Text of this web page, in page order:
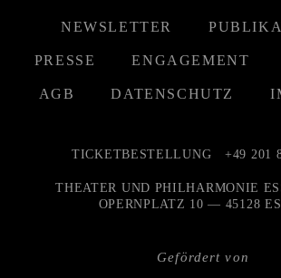
NEWSLETTER
PRESSE ENGAGEMENT
AGB DATENSCHUTZ
Gefördert von
TICKETBESTELLUNG +49 201
THEATER UND PHILHARMONIE
OPERNPLATZ 10 — 45128